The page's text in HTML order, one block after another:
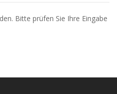
Bitte prüfen Sie Ihre Eingabe